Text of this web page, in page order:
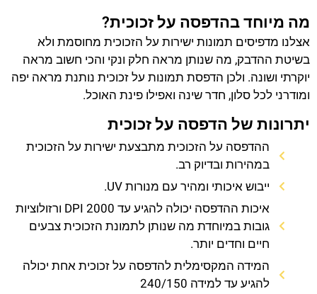
מה מיוחד בהדפסה על זכוכית?
אצלנו מדפיסים תמונות ישירות על הזכוכית מחוסמת ולא
בשיטת ההדבק, מה שנותן מראה חלק ונקי והכי חשוב מראה
יוקרתי ושונה. ולכן הדפסת תמונות על זכוכית נותנת מראה יפה
ומודרני לכל סלון, חדר שינה ואפילו פינת האוכל.
יתרונות של הדפסה על זכוכית
ההדפסה על הזכוכית מתבצעת ישירות על הזכוכית
במהירות ובדיוק רב.
ייבוש איכותי ומהיר עם מנורות UV.
איכות ההדפסה יכולה להגיע עד 2000 DPI ורזולוציות
גובות במיוחדת מה שנותן לתמונת הזכוכית צבעים
חיים וחדים יותר.
המידה המקסימלית להדפסה על זכוכית אחת יכולה
להגיע עד למידה 240/150